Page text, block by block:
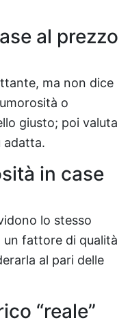
al prezzo
ma non dice
o
giusto; poi valuta
adatta.
in case
lo stesso
un fattore di qualità
al pari delle
“reale”